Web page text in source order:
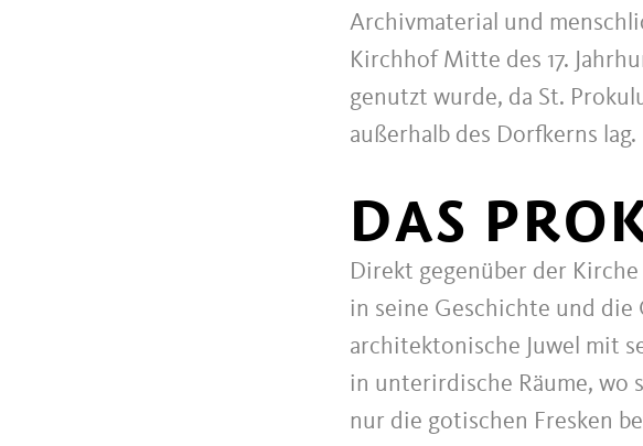
Archivmaterial und
Kirchhof Mitte des 17.
genutzt wurde, da St.
außerhalb des Dorfkerns lag.
DAS
Direkt gegenüber der
in seine Geschichte und die
architektonische Juwel mit
in unterirdische Räume, wo
nur die gotischen Fresken